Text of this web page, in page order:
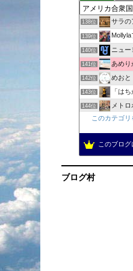
137位 アメリカ、ネ
138位 サラの
139位
140位 ニュ
141位 あめりか日
142位 めおと in NEW
143位 「はちがー」のアメリ
144位 メトロポ
145位 ロサンゼルス
146位
147位 ハワイ生
このカテゴ
このブロ
ブログ村